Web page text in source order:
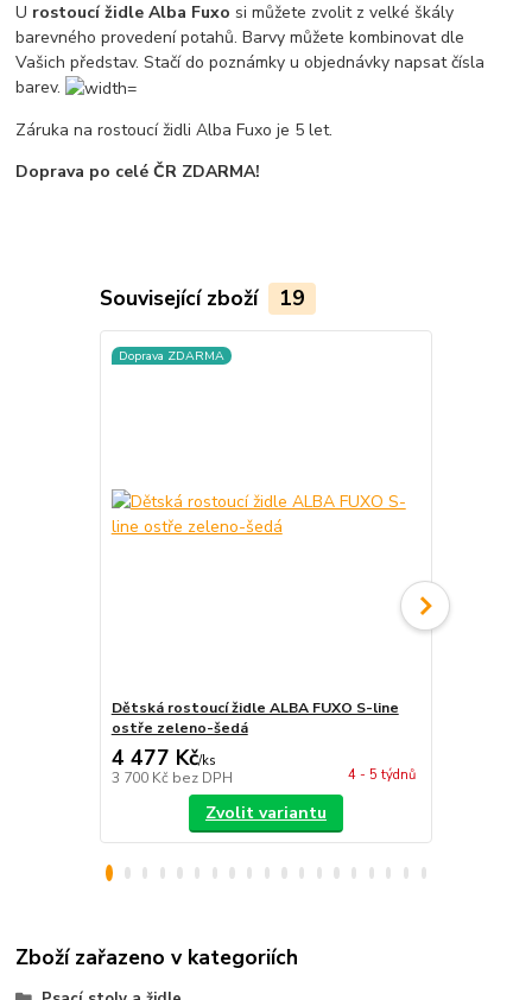
U rostoucí židle Alba Fuxo si můžete zvolit z velké škály
barevného provedení potahů. Barvy můžete kombinovat dle
Vašich představ. Stačí do poznámky u objednávky napsat čísla
barev.
Záruka na rostoucí židli Alba Fuxo je 5 let.
Doprava po celé ČR ZDARMA!
Související zboží 19
Doprava ZDARMA
Dětská rostoucí židle ALBA FUXO S-line
ostře zeleno-šedá
4 477 Kč/ks
3 700 Kč bez DPH 4 - 5 týdnů
Zvolit variantu
Zboží zařazeno v kategoriích